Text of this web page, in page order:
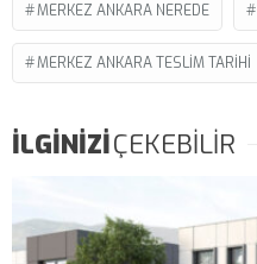
MERKEZ ANKARA NEREDE
MERKEZ ANKARA TESLIM TARIHI
İLGİNİZİÇEKEBİLİR